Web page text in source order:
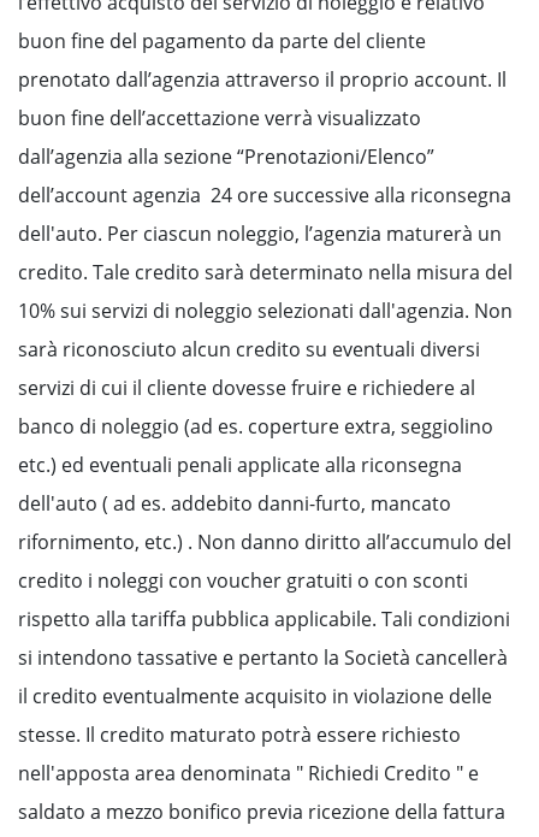
buon fine del pagamento da parte del cliente
prenotato dall’agenzia attraverso il proprio account. Il
buon fine dell’accettazione verrà visualizzato
dall’agenzia alla sezione “Prenotazioni/Elenco”
dell’account agenzia 24 ore successive alla riconsegna
dell'auto. Per ciascun noleggio, l’agenzia maturerà un
credito. Tale credito sarà determinato nella misura del
10% sui servizi di noleggio selezionati dall'agenzia. Non
sarà riconosciuto alcun credito su eventuali diversi
servizi di cui il cliente dovesse fruire e richiedere al
banco di noleggio (ad es. coperture extra, seggiolino
etc.) ed eventuali penali applicate alla riconsegna
dell'auto ( ad es. addebito danni-furto, mancato
rifornimento, etc.) . Non danno diritto all’accumulo del
credito i noleggi con voucher gratuiti o con sconti
rispetto alla tariffa pubblica applicabile. Tali condizioni
si intendono tassative e pertanto la Società cancellerà
il credito eventualmente acquisito in violazione delle
stesse. Il credito maturato potrà essere richiesto
nell'apposta area denominata " Richiedi Credito " e
saldato a mezzo bonifico previa ricezione della fattura